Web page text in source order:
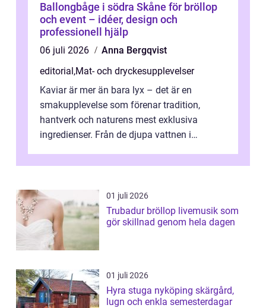
Ballongbåge i södra Skåne för bröllop
och event – idéer, design och
professionell hjälp
06 juli 2026
Anna Bergqvist
editorial,Mat- och dryckesupplevelser
Kaviar är mer än bara lyx – det är en
smakupplevelse som förenar tradition,
hantverk och naturens mest exklusiva
ingredienser. Från de djupa vattnen i
01 juli 2026
Trubadur bröllop livemusik som
gör skillnad genom hela dagen
01 juli 2026
Hyra stuga nyköping skärgård,
lugn och enkla semesterdagar